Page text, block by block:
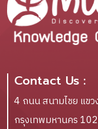
Contact Us :
4 ถนน สนามไชย แข
กรุงเทพมหานคร